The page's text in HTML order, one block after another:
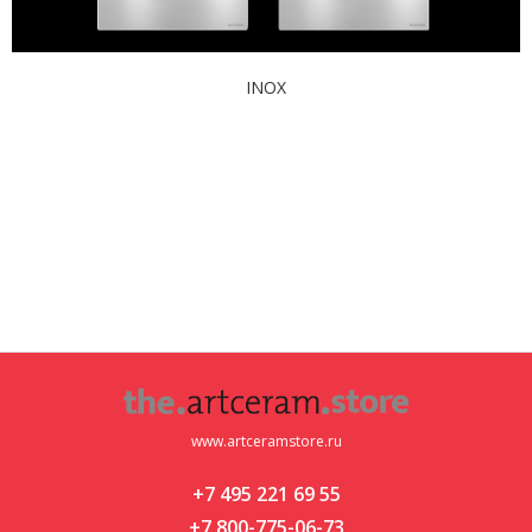
INOX
www.artceramstore.ru
+7 495 221 69 55